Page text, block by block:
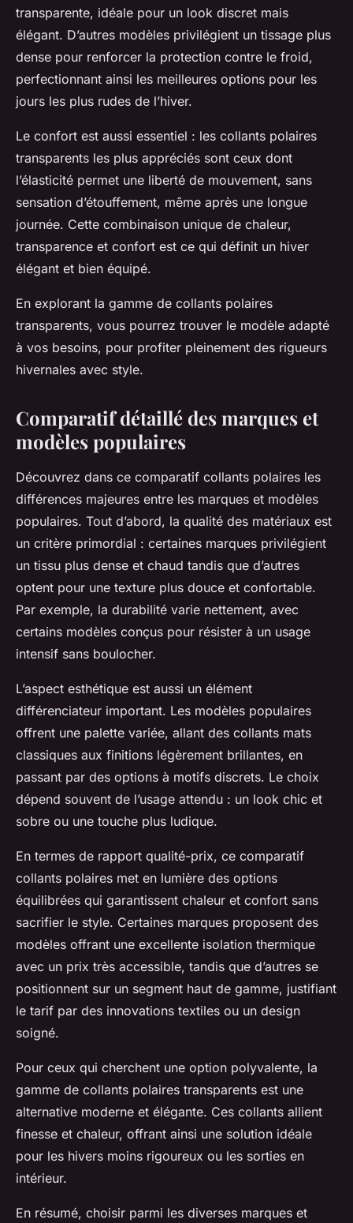
transparente, idéale pour un look discret mais
élégant. D’autres modèles privilégient un tissage plus
dense pour renforcer la protection contre le froid,
perfectionnant ainsi les meilleures options pour les
jours les plus rudes de l’hiver.
Le confort est aussi essentiel : les collants polaires
transparents les plus appréciés sont ceux dont
l’élasticité permet une liberté de mouvement, sans
sensation d’étouffement, même après une longue
journée. Cette combinaison unique de chaleur,
transparence et confort est ce qui définit un hiver
élégant et bien équipé.
En explorant la gamme de collants polaires
transparents, vous pourrez trouver le modèle adapté
à vos besoins, pour profiter pleinement des rigueurs
hivernales avec style.
Comparatif détaillé des marques et
modèles populaires
Découvrez dans ce comparatif collants polaires les
différences majeures entre les marques et modèles
populaires. Tout d’abord, la qualité des matériaux est
un critère primordial : certaines marques privilégient
un tissu plus dense et chaud tandis que d’autres
optent pour une texture plus douce et confortable.
Par exemple, la durabilité varie nettement, avec
certains modèles conçus pour résister à un usage
intensif sans boulocher.
L’aspect esthétique est aussi un élément
différenciateur important. Les modèles populaires
offrent une palette variée, allant des collants mats
classiques aux finitions légèrement brillantes, en
passant par des options à motifs discrets. Le choix
dépend souvent de l’usage attendu : un look chic et
sobre ou une touche plus ludique.
En termes de rapport qualité-prix, ce comparatif
collants polaires met en lumière des options
équilibrées qui garantissent chaleur et confort sans
sacrifier le style. Certaines marques proposent des
modèles offrant une excellente isolation thermique
avec un prix très accessible, tandis que d’autres se
positionnent sur un segment haut de gamme, justifiant
le tarif par des innovations textiles ou un design
soigné.
Pour ceux qui cherchent une option polyvalente, la
gamme de collants polaires transparents est une
alternative moderne et élégante. Ces collants allient
finesse et chaleur, offrant ainsi une solution idéale
pour les hivers moins rigoureux ou les sorties en
intérieur.
En résumé, choisir parmi les diverses marques et